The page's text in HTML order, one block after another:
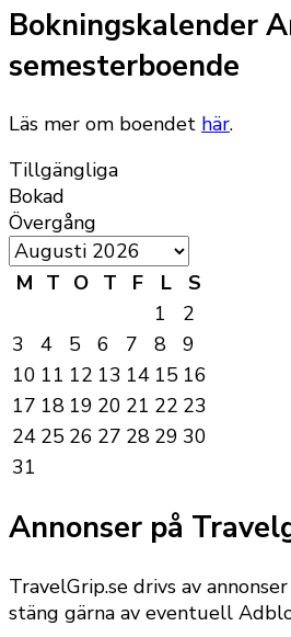
Bokningskalender
semesterboende
Läs mer om boendet här.
Tillgängliga
Bokad
Övergång
M T O T F L
S
1
2
3
4 5 6 7 8
9
10 11 12 13 14 15 16
17 18 19 20 21 22 23
24 25 26 27 28 29 30
31
Annonser på
TravelGrip.se drivs av
stäng gärna av eventuell